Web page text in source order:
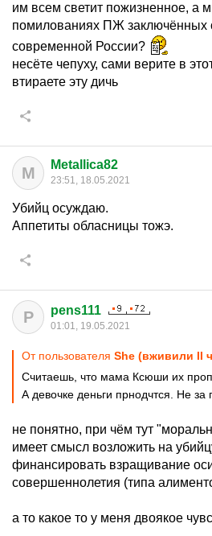
им всем светит пожизненное, а
помилованиях ПЖ заключённых
современной России?
несёте чепуху, сами верите в
втираете эту дичь
M Metallica82
23:51, 18.05.2021
Убийц осуждаю.
Аппетиты обласницы тожэ.
P pens111
01:01, 19.05.2021
От пользователя She (вживили II
Считаешь, что мама Ксюши их
А девочке деньги прнодчтся. Не за
не понятно, при чём тут
имеет смысл возложить на
финансировать взращивание
совершеннолетия (типа
а то какое то у меня двоякое